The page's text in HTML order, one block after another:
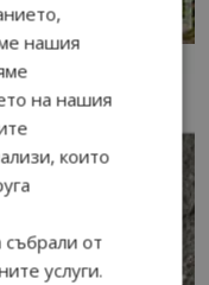
нашия
на нашия
които
събрали от
услуги.